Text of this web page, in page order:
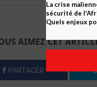
Envoyer à
AIMEZ CET
PARTAGER
La crise
sécurité de
Quels enjeux